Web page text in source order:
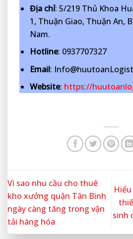
Địa chỉ: 5/219 Thủ Khoa
1, Thuận Giao, Thuận An,
Nam.
Hotline: 0937707327
Email:
Website: https://
Vì sao nhu cầu cho thuê
kho xưởng quận Tân Bình
ngày càng tăng trong vận
tải hàng hóa
sinh